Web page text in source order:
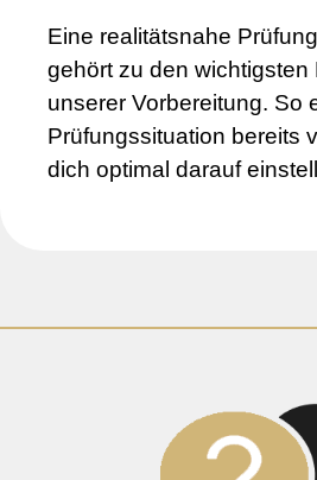
Eine realitätsnahe
gehört zu den wichtigsten
unserer Vorbereitung. So
Prüfungssituation bereits
dich optimal darauf